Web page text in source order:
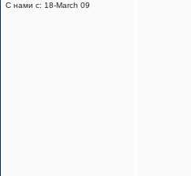
С нами с: 18-March 09